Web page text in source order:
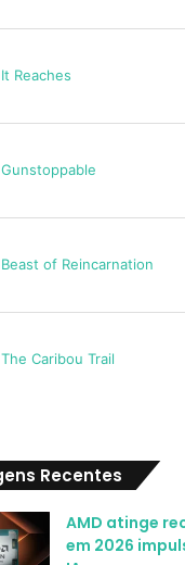
It Reaches
Gunstoppable
Beast of Reincarnation
The Caribou Trail
Recentes
AMD atinge
em 2026